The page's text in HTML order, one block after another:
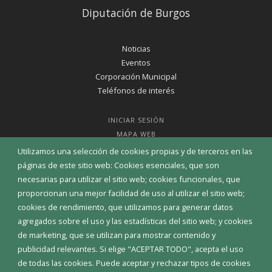
Utilizamos una selección de cookies propias y de terceros en las
páginas de este sitio web: Cookies esenciales, que son
necesarias para utilizar el sitio web; cookies funcionales, que
proporcionan una mejor facilidad de uso al utilizar el sitio web;
cookies de rendimiento, que utilizamos para generar datos
agregados sobre el uso y las estadísticas del sitio web; y cookies
de marketing, que se utilizan para mostrar contenido y
publicidad relevantes. Si elige "ACEPTAR TODO", acepta el uso
de todas las cookies. Puede aceptar y rechazar tipos de cookies
Diputación de Burgos
Noticias
Eventos
Corporación Municipal
Teléfonos de interés
INICIAR SESIÓN
MAPA WEB